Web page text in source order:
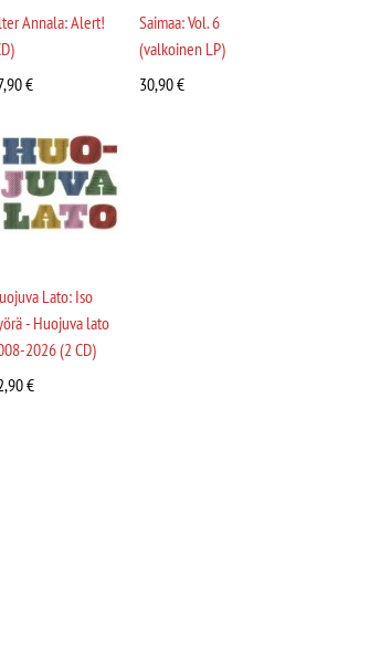
Annala: Alert!
€
Saimaa: Vol. 6
(valkoinen LP)
30,90€
Lato: Iso
- Huojuva lato
2026 (2 CD)
€